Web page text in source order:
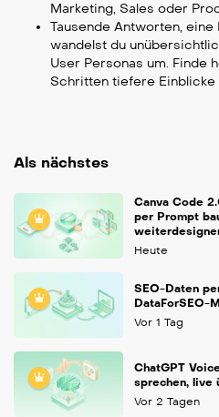
Marketing, Sales oder
Tausende Antworten, eine
wandelst du
User Personas um. Finde
Schritten tiefere
Als nächstes
Canva Code
per Prompt
Heute
SEO-Daten
DataForSEO-
Vor 1 Tag
ChatGPT
sprechen, live
Vor 2 Tagen